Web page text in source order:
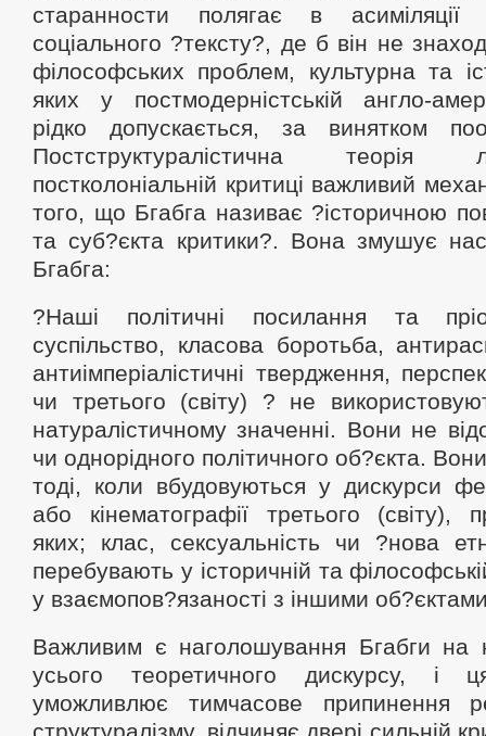
старанности полягає в асиміляції
соціального ?тексту?, де б він не
філософських проблем, культурна та
яких у постмодерністській англо-
рідко допускається, за винятком
Постструктуралістична теорія
постколоніальній критиці важливий
того, що Бгабга називає ?історичною
та суб?єкта критики?. Вона змушує
Бгабга:
?Наші політичні посилання та
суспільство, класова боротьба,
антиімперіалістичні твердження,
чи третього (світу) ? не
натуралістичному значенні. Вони не
чи однорідного політичного об?єкта.
тоді, коли вбудовуються у дискурси
або кінематографії третього (світу),
яких; клас, сексуальність чи ?нова
перебувають у історичній та
у взаємопов?язаності з іншими
Важливим є наголошування Бгабги на
усього теоретичного дискурсу, і
уможливлює тимчасове припинення